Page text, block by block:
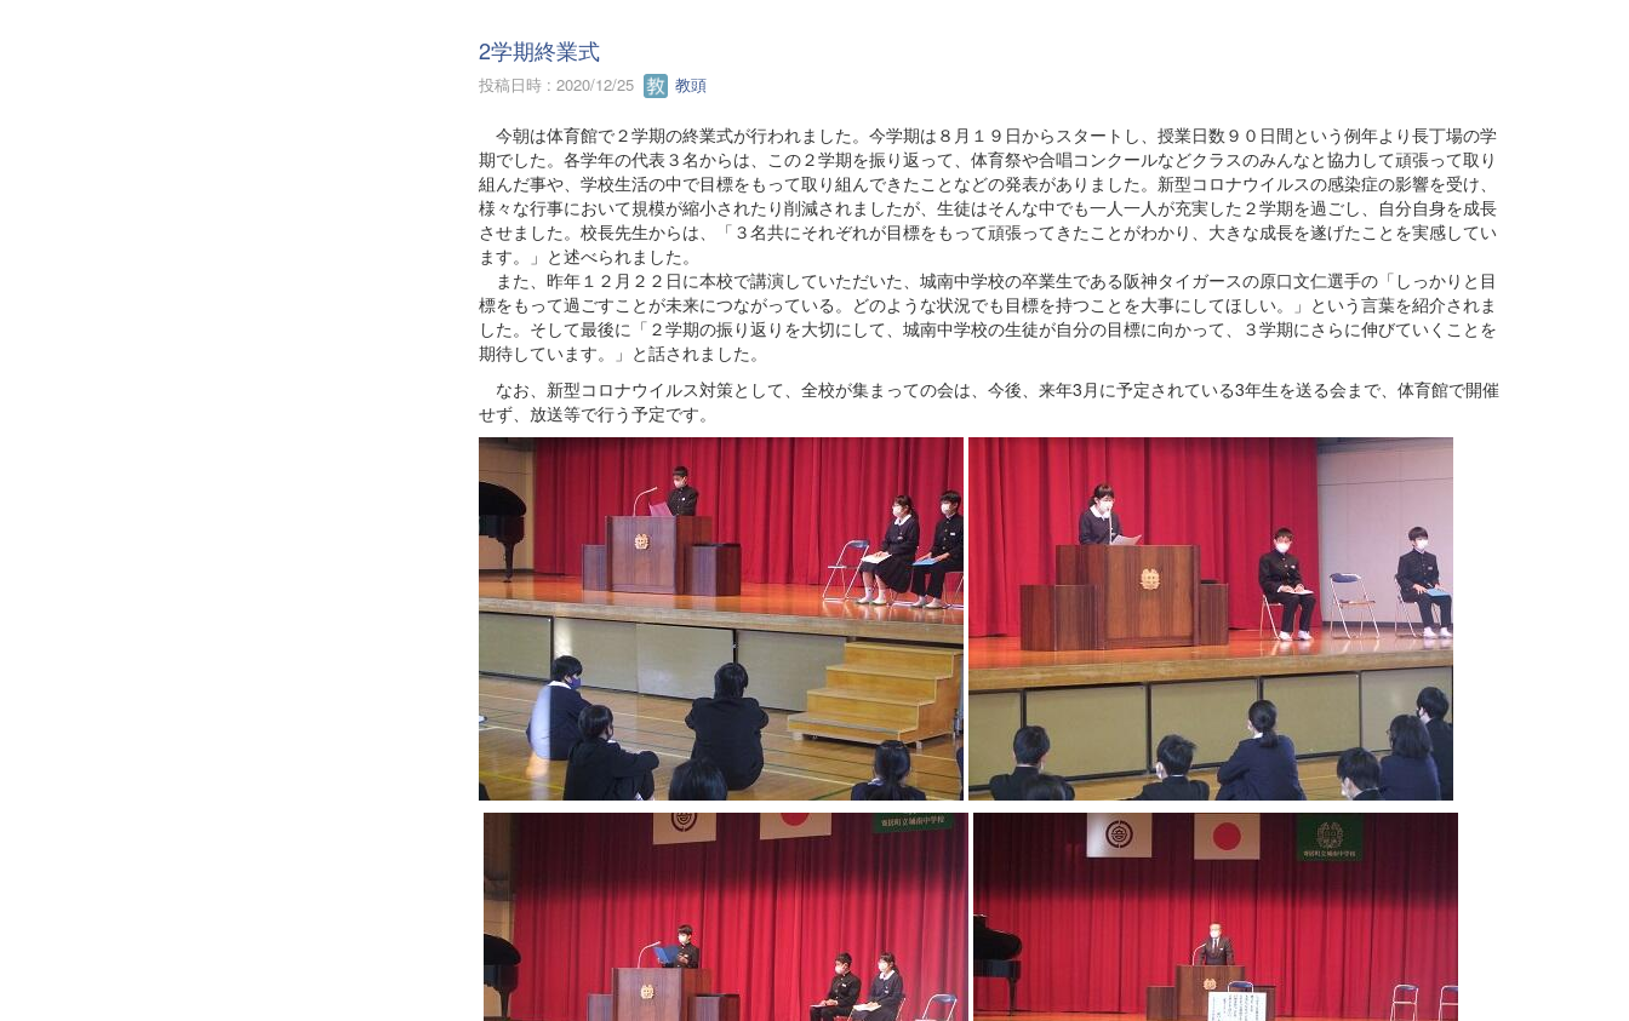
2学期終業式
投稿日時 : 2020/12/25 教頭
今朝は体育館で２学期の終業式が行われました。今学期は８月１９日からスタートし、授業日数９０日間という例年より長丁場の学
期でした。各学年の代表３名からは、この２学期を振り返って、体育祭や合唱コンクールなどクラスのみんなと協力して頑張って取り
組んだ事や、学校生活の中で目標をもって取り組んできたことなどの発表がありました。新型コロナウイルスの感染症の影響を受け、
様々な行事において規模が縮小されたり削減されましたが、生徒はそんな中でも一人一人が充実した２学期を過ごし、自分自身を成長
させました。校長先生からは、「３名共にそれぞれが目標をもって頑張ってきたことがわかり、大きな成長を遂げたことを実感してい
ます。」と述べられました。
また、昨年１２月２２日に本校で講演していただいた、城南中学校の卒業生である阪神タイガースの原口文仁選手の「しっかりと目
標をもって過ごすことが未来につながっている。どのような状況でも目標を持つことを大事にしてほしい。」という言葉を紹介されま
した。そして最後に「２学期の振り返りを大切にして、城南中学校の生徒が自分の目標に向かって、３学期にさらに伸びていくことを
期待しています。」と話されました。
なお、新型コロナウイルス対策として、全校が集まっての会は、今後、来年3月に予定されている3年生を送る会まで、体育館で開催
せず、放送等で行う予定です。